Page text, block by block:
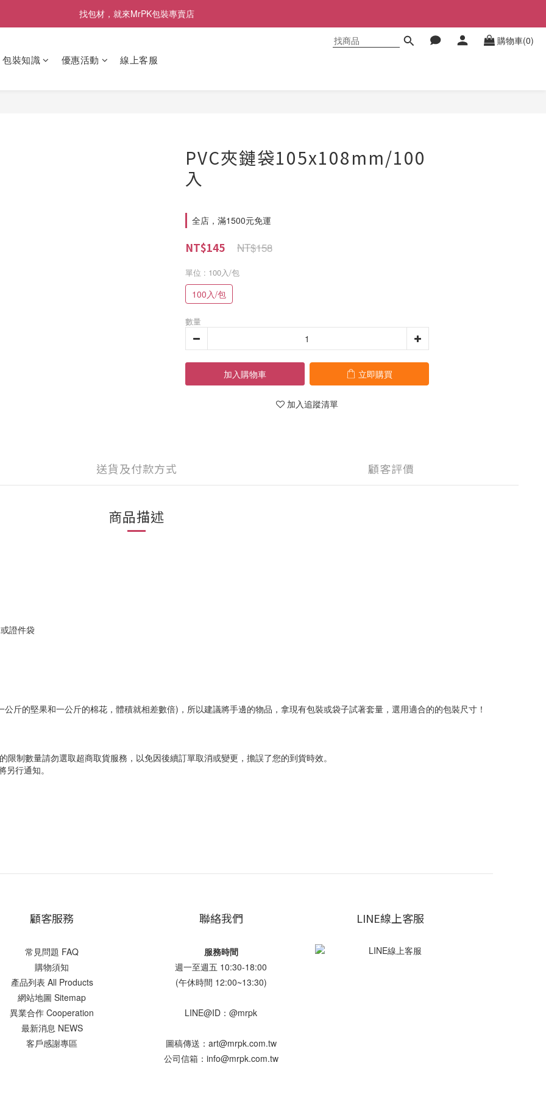
[限時優惠] 即日起登入會員消費滿1000元，回饋1%購物金
找包材，就來MrPK包裝專賣店
購物車(0)
包裝知識 優惠活動 線上客服
PVC夾鏈袋105x108mm/100
入
全店，滿1500元免運
NT$158
NT$145
單位 : 100入/包
100入/包
數量
加入購物車 立即購買
加入追蹤清單
送貨及付款方式 顧客評價
商品描述
證件袋
斤的堅果和一公斤的棉花，體積就相差數倍)，所以建議將手邊的物品，拿現有包裝或袋子試著套量，選用適合的的包裝尺寸！
制數量請勿選取超商取貨服務，以免因後續訂單取消或變更，擔誤了您的到貨時效。
行通知。
顧客服務
常見問題 FAQ
購物須知
產品列表 All Products
網站地圖 Sitemap
異業合作 Cooperation
最新消息 NEWS
客戶感謝專區
聯絡我們
服務時間
週一至週五 10:30-18:00
(午休時間 12:00~13:30)
LINE@ID：@mrpk
圖稿傳送：art@mrpk.com.tw
公司信箱：info@mrpk.com.tw
LINE線上客服